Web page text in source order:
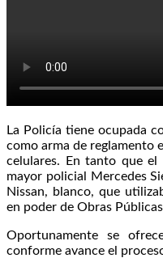
La Policía tiene ocupada
como arma de reglamento
celulares. En tanto que
mayor policial Mercedes
Nissan, blanco, que
en poder de Obras
Oportunamente se
conforme avance el